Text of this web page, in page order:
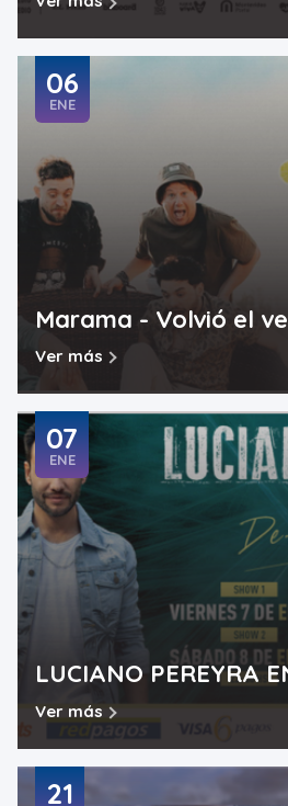
Marama - Volvió el
Ver más
06
ENE
LUCIANO PEREYRA
Ver más
07
ENE
21